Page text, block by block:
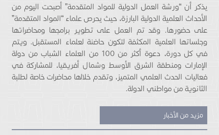
يذكر أن “ورشة العمل الدولية للمواد المتقدمة” أصبحت اليوم من
الأحداث العلمية الدولية البارزة، حيث يحرص علماء “المواد المتقدمة”
على حضورها. وقد تم العمل على تطوير برامجها ومحاضراتها
وجلساتها العلمية المكثفة لتكون حاضنة لعلماء المستقبل. ويتم
في كل دورة، دعوة أكثر من 100 من العلماء الشباب من دولة
الإمارات ومنطقة الشرق الأوسط وشمال أفريقيا، للمشاركة في
فعاليات الحدث العلمي المتميز، وتقدم خلالها محاضرات خاصة لطلبة
الثانوية من مواطني الدولة.
مزيد من الأخبار